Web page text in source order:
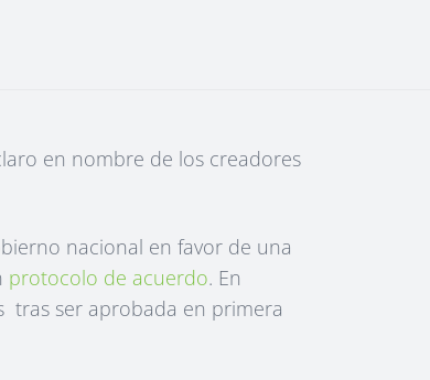
en nombre de los creadores
nacional en favor de una
protocolo de acuerdo. En
tras ser aprobada en primera